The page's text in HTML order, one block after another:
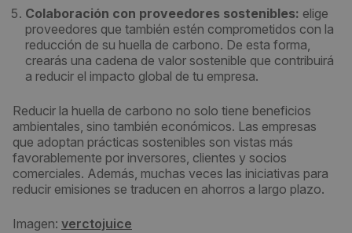
Colaboración con proveedores sostenibles: elige
proveedores que también estén comprometidos con la
reducción de su huella de carbono. De esta forma,
crearás una cadena de valor sostenible que contribuirá
a reducir el impacto global de tu empresa.
Reducir la huella de carbono no solo tiene beneficios
ambientales, sino también económicos. Las empresas
que adoptan prácticas sostenibles son vistas más
favorablemente por inversores, clientes y socios
comerciales. Además, muchas veces las iniciativas para
reducir emisiones se traducen en ahorros a largo plazo.
Imagen: verctojuice